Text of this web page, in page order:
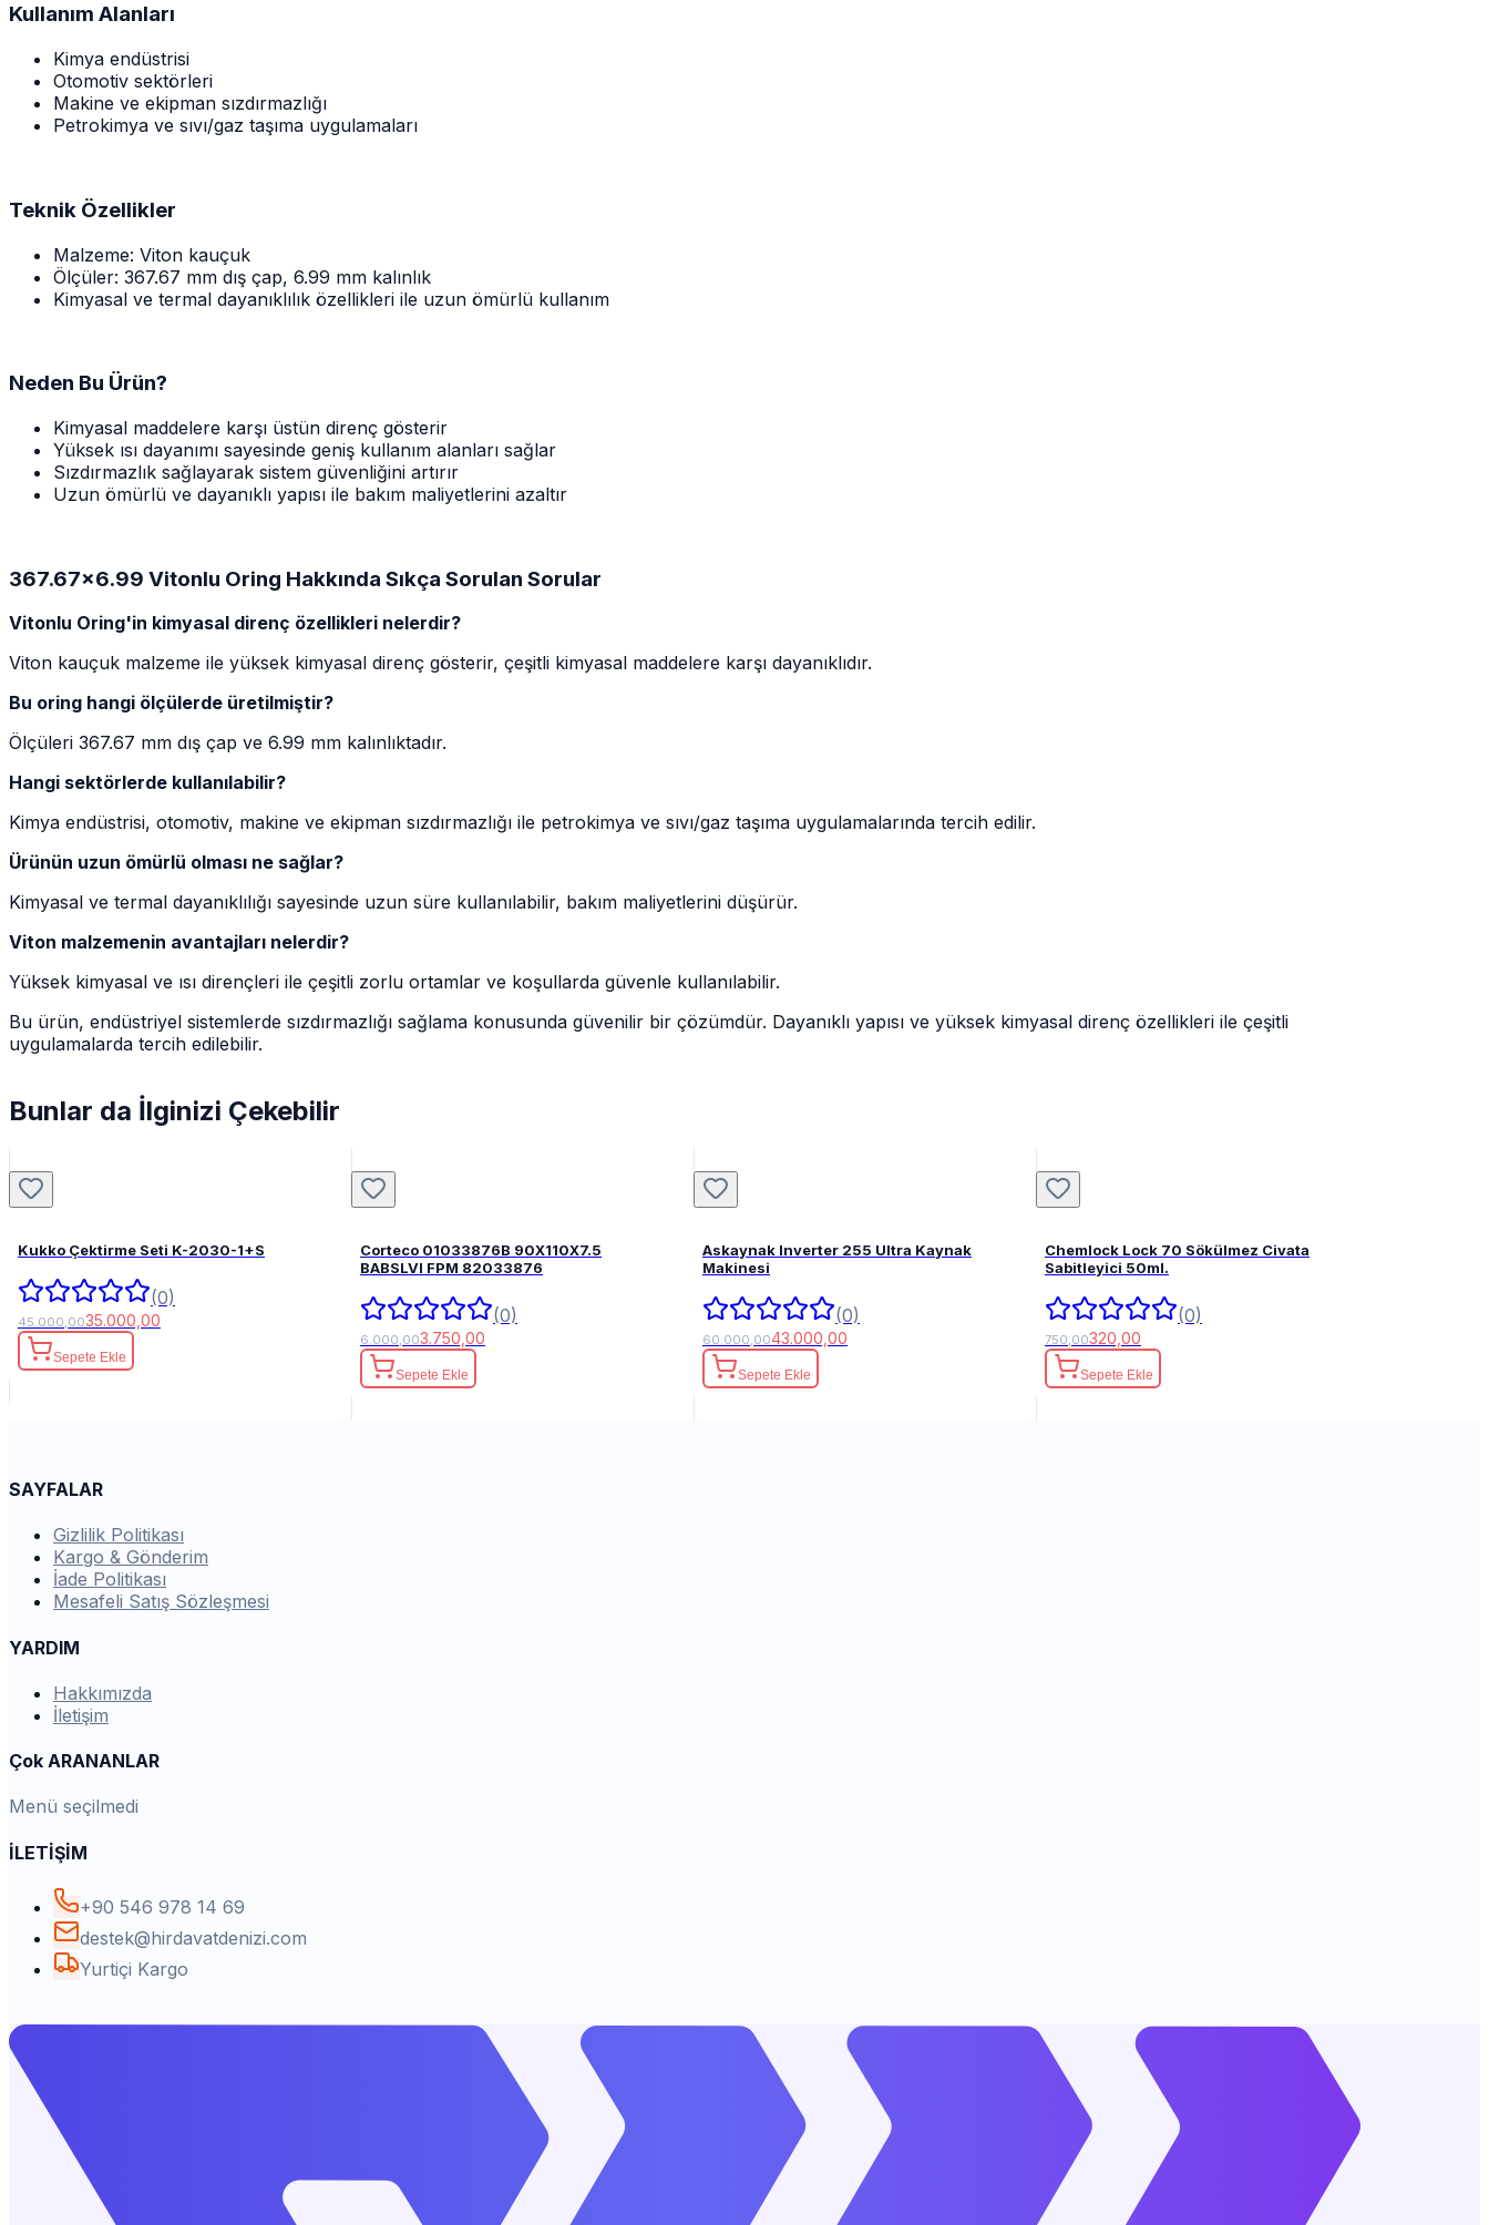
Kullanım Alanları
Kimya endüstrisi
Otomotiv sektörleri
Makine ve ekipman sızdırmazlığı
Petrokimya ve sıvı/gaz taşıma uygulamaları
Teknik Özellikler
Malzeme: Viton kauçuk
Ölçüler: 367.67 mm dış çap, 6.99 mm kalınlık
Kimyasal ve termal dayanıklılık özellikleri ile uzun ömürlü kullanım
Neden Bu Ürün?
Kimyasal maddelere karşı üstün direnç gösterir
Yüksek ısı dayanımı sayesinde geniş kullanım alanları sağlar
Sızdırmazlık sağlayarak sistem güvenliğini artırır
Uzun ömürlü ve dayanıklı yapısı ile bakım maliyetlerini azaltır
367.67x6.99 Vitonlu Oring Hakkında Sıkça Sorulan Sorular
Vitonlu Oring'in kimyasal direnç özellikleri nelerdir?
Viton kauçuk malzeme ile yüksek kimyasal direnç gösterir, çeşitli kimyasal maddelere karşı dayanıklıdır.
Bu oring hangi ölçülerde üretilmiştir?
Ölçüleri 367.67 mm dış çap ve 6.99 mm kalınlıktadır.
Hangi sektörlerde kullanılabilir?
Kimya endüstrisi, otomotiv, makine ve ekipman sızdırmazlığı ile petrokimya ve sıvı/gaz taşıma uygulamalarında tercih edilir.
Ürünün uzun ömürlü olması ne sağlar?
Kimyasal ve termal dayanıklılığı sayesinde uzun süre kullanılabilir, bakım maliyetlerini düşürür.
Viton malzemenin avantajları nelerdir?
Yüksek kimyasal ve ısı dirençleri ile çeşitli zorlu ortamlar ve koşullarda güvenle kullanılabilir.
Bu ürün, endüstriyel sistemlerde sızdırmazlığı sağlama konusunda güvenilir bir çözümdür. Dayanıklı yapısı ve yüksek kimyasal direnç özellikleri ile çeşitli
uygulamalarda tercih edilebilir.
Bunlar da İlginizi Çekebilir
Kukko Çektirme Seti K-2030-1+S
(0)
45.000,0035.000,00
Sepete Ekle
Corteco 01033876B 90X110X7.5
BABSLVI FPM 82033876
(0)
6.000,003.750,00
Sepete Ekle
Askaynak Inverter 255 Ultra Kaynak
Makinesi
(0)
60.000,0043.000,00
Sepete Ekle
Chemlock Lock 70 Sökülmez Civata
Sabitleyici 50ml.
(0)
750,00320,00
Sepete Ekle
SAYFALAR
Gizlilik Politikası
Kargo & Gönderim
İade Politikası
Mesafeli Satış Sözleşmesi
YARDIM
Hakkımızda
İletişim
Çok ARANANLAR
Menü seçilmedi
İLETİŞİM
+90 546 978 14 69
destek@hirdavatdenizi.com
Yurtiçi Kargo